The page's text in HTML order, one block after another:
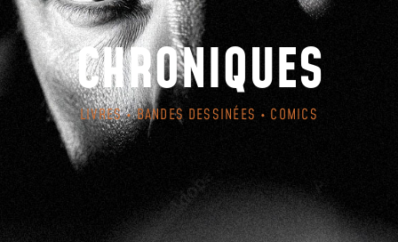
CHRONIQUES
LIVRES • BANDES DESSINÉES • COMICS